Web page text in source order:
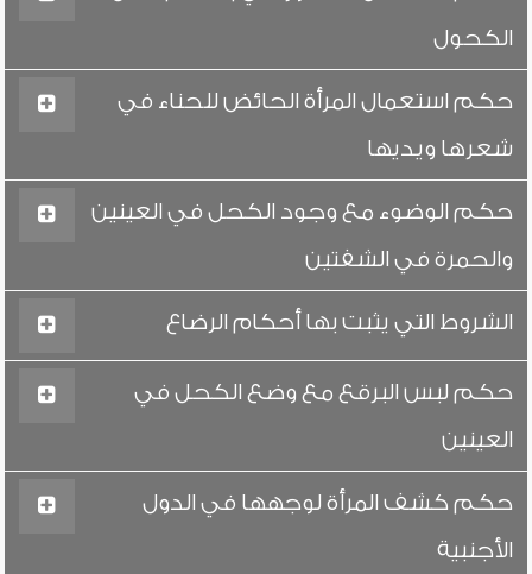
الكحول
حكم استعمال المرأة الحائض للحناء في
شعرها ويديها
حكم الوضوء مع وجود الكحل في العينين
والحمرة في الشفتين
الشروط التي يثبت بها أحكام الرضاع
حكم لبس البرقع مع وضع الكحل في
العينين
حكم كشف المرأة لوجهها في الدول
الأجنبية